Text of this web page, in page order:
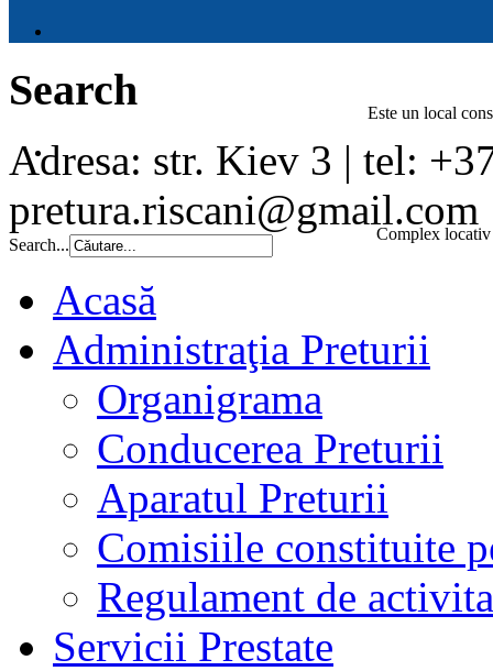
Este un local
Complex
Search
Adresa: str. Kiev 3 | tel:
pretura.riscani@gmail.com
Search...
Acasă
Administraţia Preturii
Organigrama
Conducerea Preturii
Aparatul Preturii
Comisiile constituite
Regulament de
Servicii Prestate